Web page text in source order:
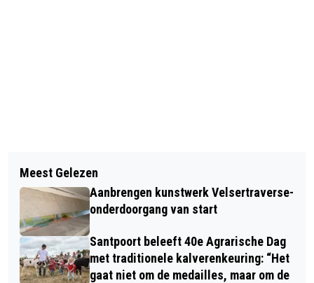
KORTEBAANDRAVERIJ BEVERWIJK
GEZELLIGE MIX VAN PAARDEN,
GOKKEN, EEN BEETJE ZON EN HEEL
VEEL BIER
TWEE DAGEN ‘WAAR MUZIEK IN ZAT’
BIJ SCHEEPSMODELBOUW GROEP
IJMOND
Meest Gelezen
Aanbrengen kunstwerk Velsertraverse-
onderdoorgang van start
Santpoort beleeft 40e Agrarische Dag
met traditionele kalverenkeuring: “Het
gaat niet om de medailles, maar om de